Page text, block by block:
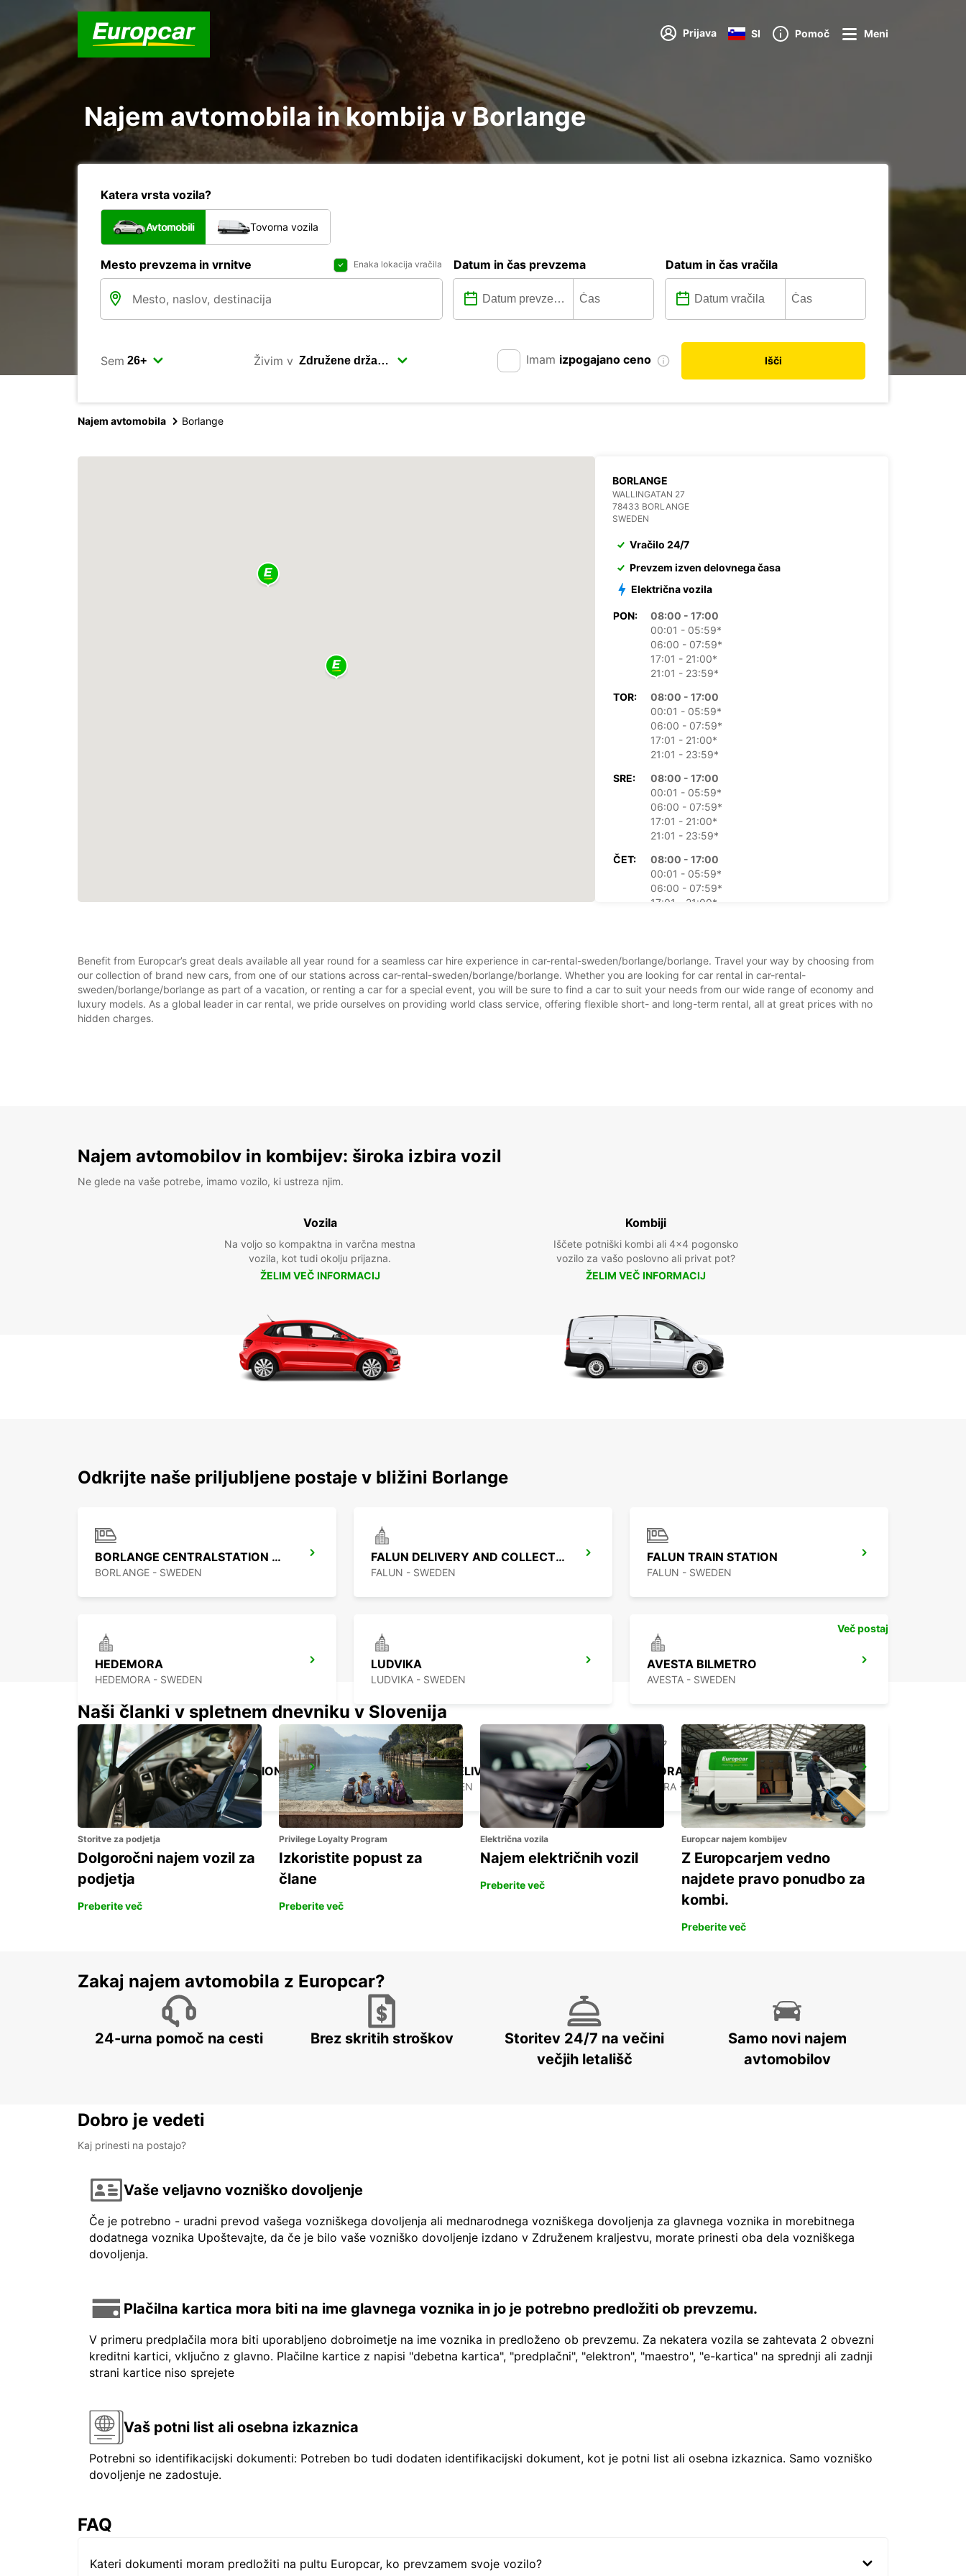
Prijava SI Pomoč Meni
Najem avtomobila in kombija v Borlange
Katera vrsta vozila?
Avtomobili Tovorna vozila
Mesto prevzema in vrnitve Enaka lokacija vračila Datum in čas prevzema Datum in čas vračila
Sem Živim v Imam izpogajano ceno Išči
Najem avtomobila Borlange
BORLANGE
WALLINGATAN 27
78433 BORLANGE
SWEDEN
Vračilo 24/7
Prevzem izven delovnega časa
Električna vozila
PON:
08:00 - 17:00
00:01 - 05:59*
06:00 - 07:59*
17:01 - 21:00*
21:01 - 23:59*
TOR:
08:00 - 17:00
00:01 - 05:59*
06:00 - 07:59*
17:01 - 21:00*
21:01 - 23:59*
SRE:
08:00 - 17:00
00:01 - 05:59*
06:00 - 07:59*
17:01 - 21:00*
21:01 - 23:59*
ČET:
08:00 - 17:00
00:01 - 05:59*
06:00 - 07:59*
17:01 - 21:00*
00:01 - 05:59*
06:00 - 07:59*
17:01 - 21:00*
21:01 - 23:59*
Benefit from Europcar’s great deals available all year round for a seamless car hire experience in car-rental-sweden/borlange/borlange. Travel your way by choosing from
our collection of brand new cars, from one of our stations across car-rental-sweden/borlange/borlange. Whether you are looking for car rental in car-rental-
sweden/borlange/borlange as part of a vacation, or renting a car for a special event, you will be sure to find a car to suit your needs from our wide range of economy and
luxury models. As a global leader in car rental, we pride ourselves on providing world class service, offering flexible short- and long-term rental, all at great prices with no
hidden charges.
Najem avtomobilov in kombijev: široka izbira vozil
Ne glede na vaše potrebe, imamo vozilo, ki ustreza njim.
Vozila
Na voljo so kompaktna in varčna mestna
vozila, kot tudi okolju prijazna.
ŽELIM VEČ INFORMACIJ
Kombiji
Iščete potniški kombi ali 4x4 pogonsko
vozilo za vašo poslovno ali privat pot?
ŽELIM VEČ INFORMACIJ
Odkrijte naše priljubljene postaje v bližini Borlange
BORLANGE CENTRALSTATION GUSTAF VASA
BORLANGE - SWEDEN
FALUN DELIVERY AND COLLECTION
FALUN - SWEDEN
FALUN TRAIN STATION
FALUN - SWEDEN
HEDEMORA
HEDEMORA - SWEDEN
LUDVIKA
LUDVIKA - SWEDEN
AVESTA BILMETRO
AVESTA - SWEDEN
AVESTA KRYLBO TRAINSTATION
KRYLBO - SWEDEN
SECO TOOLS DELIVERY
FAGERSTA - SWEDEN
MORA AIRPORT
MORA - SWEDEN
Več postaj
Naši članki v spletnem dnevniku v Slovenija
Storitve za podjetja
Dolgoročni najem vozil za
podjetja
Preberite več
Privilege Loyalty Program
Izkoristite popust za
člane
Preberite več
Električna vozila
Najem električnih vozil
Preberite več
Europcar najem kombijev
Z Europcarjem vedno
najdete pravo ponudbo za
kombi.
Preberite več
Zakaj najem avtomobila z Europcar?
24-urna pomoč na cesti Brez skritih stroškov
Storitev 24/7 na večini
večjih letališč
Samo novi najem
avtomobilov
Dobro je vedeti
Kaj prinesti na postajo?
Vaše veljavno vozniško dovoljenje
Če je potrebno - uradni prevod vašega vozniškega dovoljenja ali mednarodnega vozniškega dovoljenja za glavnega voznika in morebitnega
dodatnega voznika Upoštevajte, da če je bilo vaše vozniško dovoljenje izdano v Združenem kraljestvu, morate prinesti oba dela vozniškega
dovoljenja.
Plačilna kartica mora biti na ime glavnega voznika in jo je potrebno predložiti ob prevzemu.
V primeru predplačila mora biti uporabljeno dobroimetje na ime voznika in predloženo ob prevzemu. Za nekatera vozila se zahtevata 2 obvezni
kreditni kartici, vključno z glavno. Plačilne kartice z napisi "debetna kartica", "predplačni", "elektron", "maestro", "e-kartica" na sprednji ali zadnji
strani kartice niso sprejete
Vaš potni list ali osebna izkaznica
Potrebni so identifikacijski dokumenti: Potreben bo tudi dodaten identifikacijski dokument, kot je potni list ali osebna izkaznica. Samo vozniško
dovoljenje ne zadostuje.
FAQ
Kateri dokumenti moram predložiti na pultu Europcar, ko prevzamem svoje vozilo?